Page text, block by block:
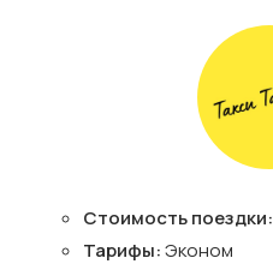
Стоимость поездки:
Тарифы:Эконом